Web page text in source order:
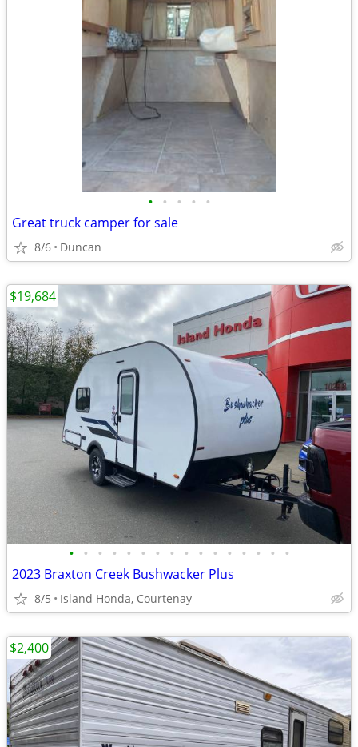
• • • • •
Great truck camper for sale
8/6 Duncan
• • • • • • • • • • • • • • • •
2023 Braxton Creek Bushwacker Plus
8/5 Island Honda, Courtenay
$19,684
$2,400